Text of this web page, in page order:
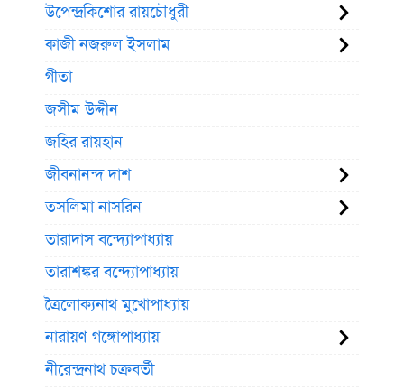
উপেন্দ্রকিশোর রায়চৌধুরী
কাজী নজরুল ইসলাম
গীতা
জসীম উদ্দীন
জহির রায়হান
জীবনানন্দ দাশ
তসলিমা নাসরিন
তারাদাস বন্দ্যোপাধ্যায়
তারাশঙ্কর বন্দ্যোপাধ্যায়
ত্রৈলোক্যনাথ মুখোপাধ্যায়
নারায়ণ গঙ্গোপাধ্যায়
নীরেন্দ্রনাথ চক্রবর্তী